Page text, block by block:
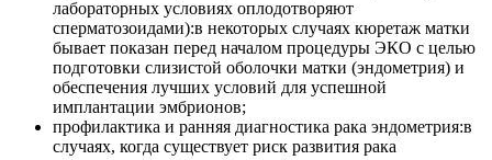
лабораторных условиях оплодотворяют
сперматозоидами):в некоторых случаях кюретаж матки
бывает показан перед началом процедуры ЭКО с целью
подготовки слизистой оболочки матки (эндометрия) и
обеспечения лучших условий для успешной
имплантации эмбрионов;
профилактика и ранняя диагностика рака эндометрия:в
случаях, когда существует риск развития рака